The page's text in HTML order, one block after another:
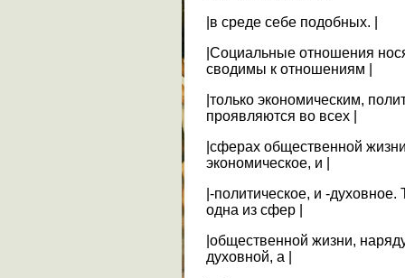
|в среде себе подобных. |
|Социальные отношения
сводимы к отношениям |
|только экономическим,
проявляются во всех |
|сферах общественной
экономическое, и |
|-политическое, и -
одна из сфер |
|общественной жизни,
духовной, а |